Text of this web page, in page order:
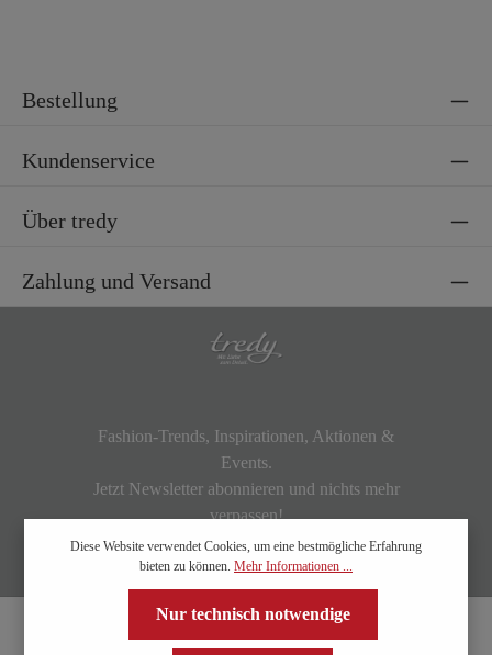
Bestellung
Kundenservice
Über tredy
Zahlung und Versand
Fashion-Trends, Inspirationen, Aktionen &
Events.
Jetzt Newsletter abonnieren und nichts mehr
verpassen!
Diese Website verwendet Cookies, um eine bestmögliche Erfahrung
bieten zu können. Mehr Informationen ...
Nur technisch notwendige